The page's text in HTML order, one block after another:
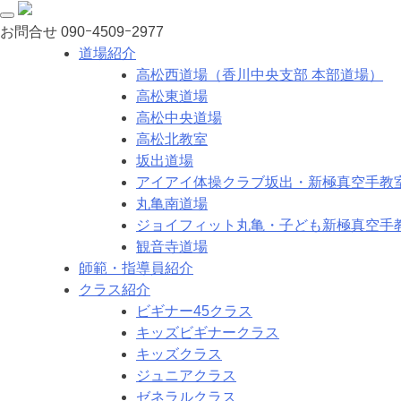
お問合せ 090ｰ4509ｰ2977
道場紹介
高松西道場（香川中央支部 本部道場）
高松東道場
高松中央道場
高松北教室
坂出道場
アイアイ体操クラブ坂出・新極真空手教
丸亀南道場
ジョイフィット丸亀・子ども新極真空手
観音寺道場
師範・指導員紹介
クラス紹介
ビギナー45クラス
キッズビギナークラス
キッズクラス
ジュニアクラス
ゼネラルクラス